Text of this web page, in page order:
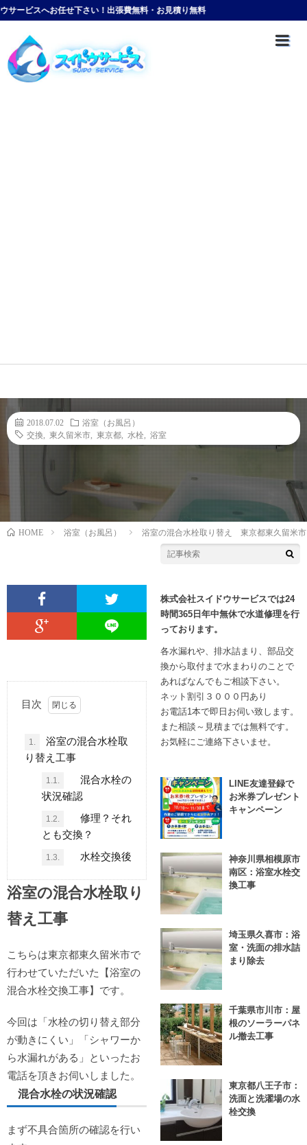
せ下さい！出張費無料・お見積り無料
2018.07.02
浴室（お風呂）
交換
東久留米市 東京都 水栓 浴室
HOME 浴室（お風呂） 浴室の混合水栓取り替え 東京都東久留米市
目次
1.
浴室の混合水栓取
り替え工事
1.1.
混合水栓の
状況確認
1.2.
修理？それ
とも交換？
1.3. 水栓交換後
浴室の混合水栓取り
替え工事
こちらは東京都東久留米市で
行わせていただいた【浴室の
混合水栓交換工事】です。
今回は「水栓の切り替え部分
が動きにくい」「シャワーか
ら水漏れがある」といったお
電話を頂きお伺いしました。
混合水栓の状況確認
まず不具合箇所の確認を行い
株式会社スイドウサービスでは24
時間365日年中無休で水道修理を行
っております。
各水漏れや、排水詰まり、部品交
換から取付まで水まわりのことで
あればなんでもご相談下さい。
ネット割引３０００円あり
お電話1本で即日お伺い致します。
また相談～見積までは無料です。
お気軽にご連絡下さいませ。
LINE友達登録で
お米券プレゼント
キャンペーン
神奈川県相模原市
南区：浴室水栓交
換工事
埼玉県久喜市：浴
室・洗面の排水詰
まり除去
千葉県市川市：屋
根のソーラーパネ
ル撤去工事
東京都八王子市：
洗面と洗濯場の水
栓交換